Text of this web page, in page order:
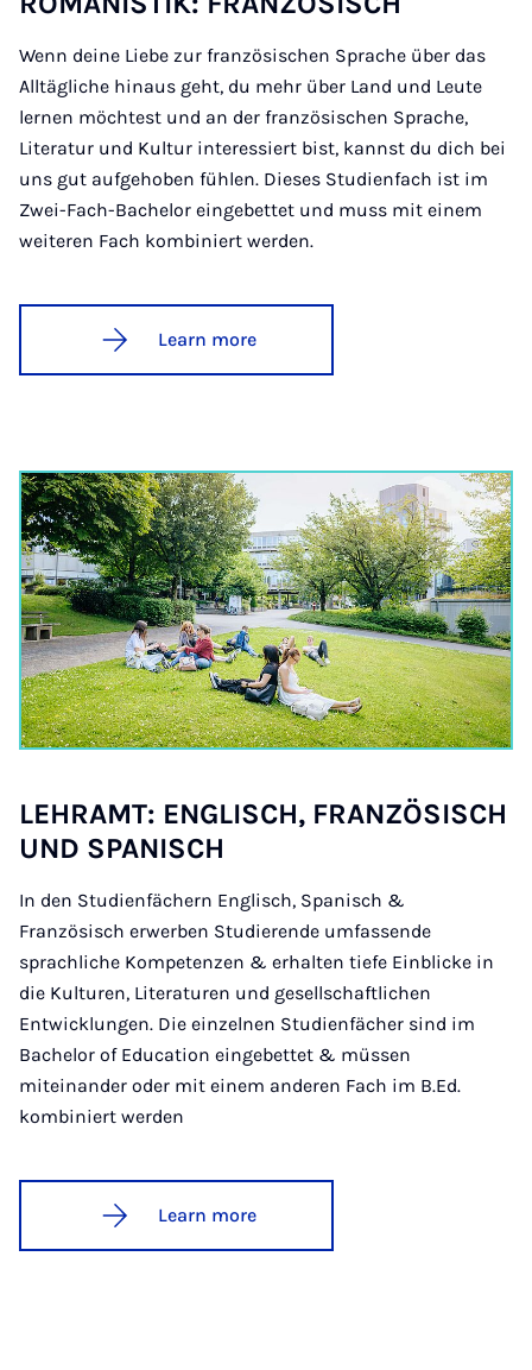
Wenn deine Liebe zur französischen Sprache über das
Alltägliche hinaus geht, du mehr über Land und Leute
lernen möchtest und an der französischen Sprache,
Literatur und Kultur interessiert bist, kannst du dich bei
uns gut aufgehoben fühlen. Dieses Studienfach ist im
Zwei-Fach-Bachelor eingebettet und muss mit einem
weiteren Fach kombiniert werden.
Learn more
LEHRAMT: ENG­LISCH, FRAN­ZÖS­ISCH
UND SPAN­ISCH
In den Studienfächern Englisch, Spanisch &
Französisch erwerben Studierende umfassende
sprachliche Kompetenzen & erhalten tiefe Einblicke in
die Kulturen, Literaturen und gesellschaftlichen
Entwicklungen. Die einzelnen Studienfächer sind im
Bachelor of Education eingebettet & müssen
miteinander oder mit einem anderen Fach im B.Ed.
kombiniert werden
Learn more